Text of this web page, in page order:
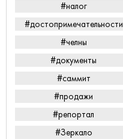
#налог
#достопримечательности
#челны
#документы
#саммит
#продажи
#репортал
#Зеркало